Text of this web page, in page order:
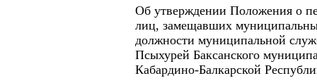
Об утверждении Положения о
лиц, замещавших
должности муниципальной
Псыхурей Баксанского
Кабардино-Балкарской